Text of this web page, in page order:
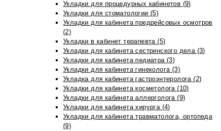
Укладки для процедурных кабинетов (9)
Укладки для стоматологии (5)
Укладки для кабинета предрейсовых осмотров
(2)
Укладки в кабинет терапевта (5)
Укладки для кабинета сестринского дела (3)
Укладки для кабинета педиатра (3)
Укладки для кабинета гинеколога (3)
Укладка для кабинета гастроэнтеролога (2)
Укладки для кабинета косметолога (10)
Укладки для кабинета аллерголога (9)
Укладки для кабинета хирурга (4)
Укладки для кабинета травматолога, ортопеда
(9)